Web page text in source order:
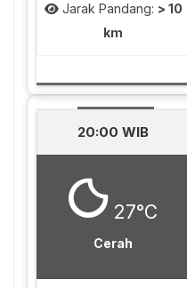
Jarak Pandang: > 10
km
20:00 WIB
27°C
Cerah